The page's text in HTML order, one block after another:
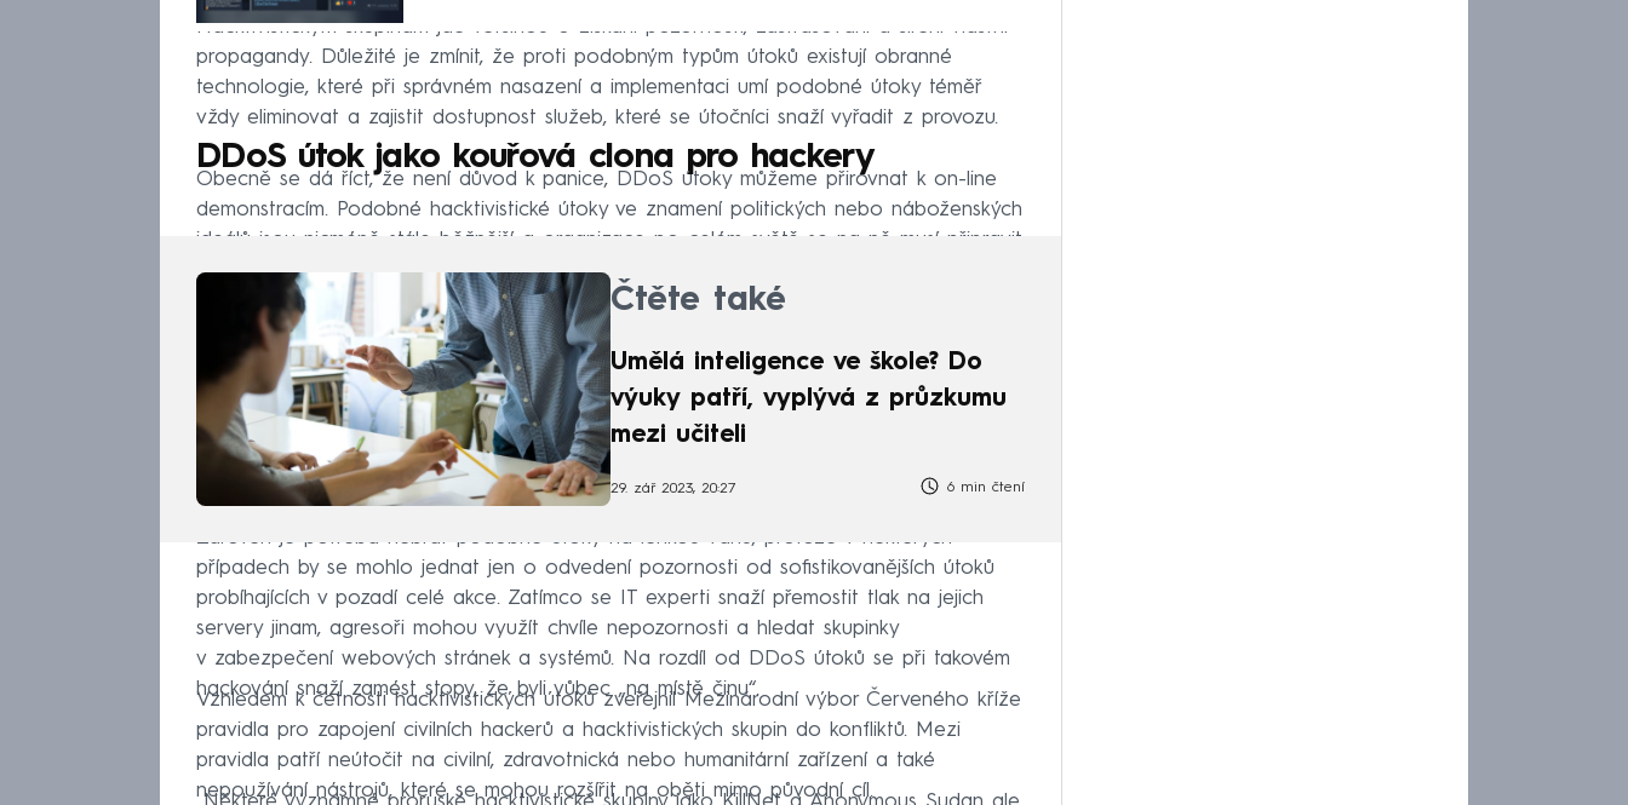
Hacktivistickým skupinám jde většinou o získání pozornosti, zastrašování a šíření vlastní
propagandy. Důležité je zmínit, že proti podobným typům útoků existují obranné
technologie, které při správném nasazení a implementaci umí podobné útoky téměř
vždy eliminovat a zajistit dostupnost služeb, které se útočníci snaží vyřadit z provozu.
DDoS útok jako kouřová clona pro hackery
Obecně se dá říct, že není důvod k panice, DDoS útoky můžeme přirovnat k on-line
demonstracím. Podobné hacktivistické útoky ve znamení politických nebo náboženských
ideálů jsou nicméně stále běžnější a organizace po celém světě se na ně musí připravit.
Čtěte také
Umělá inteligence ve škole? Do
výuky patří, vyplývá z průzkumu
mezi učiteli
29. zář 2023, 20:27 6 min čtení
Zároveň je potřeba nebrat podobné útoky na lehkou váhu, protože v některých
případech by se mohlo jednat jen o odvedení pozornosti od sofistikovanějších útoků
probíhajících v pozadí celé akce. Zatímco se IT experti snaží přemostit tlak na jejich
servery jinam, agresoři mohou využít chvíle nepozornosti a hledat skupinky
v zabezpečení webových stránek a systémů. Na rozdíl od DDoS útoků se při takovém
hackování snaží zamést stopy, že byli vůbec „na místě činu“.
Vzhledem k četnosti hacktivistických útoků zveřejnil Mezinárodní výbor Červeného kříže
pravidla pro zapojení civilních hackerů a hacktivistických skupin do konfliktů. Mezi
pravidla patří neútočit na civilní, zdravotnická nebo humanitární zařízení a také
nepoužívání nástrojů, které se mohou rozšířit na oběti mimo původní cíl.